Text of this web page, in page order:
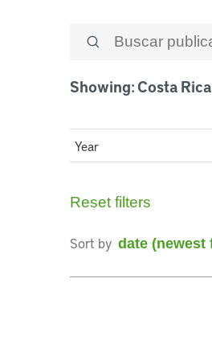
Showing: Costa Rica
Year
Reset filters
Sort by